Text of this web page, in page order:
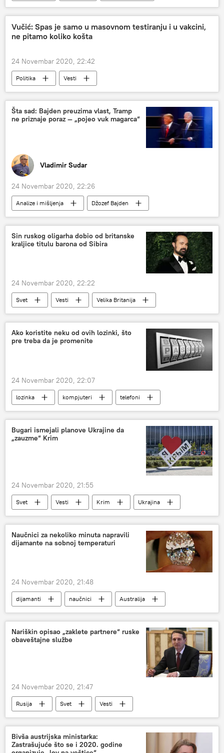
Hag
OVK suđenje
Vučić: Spas je samo u masovnom testiranju i u vakcini,
ne pitamo koliko košta
24 Novembar 2020, 22:42
Politika Vesti
Šta sad: Bajden preuzima vlast, Tramp
ne priznaje poraz — „pojeo vuk magarca“
Vladimir Sudar
24 Novembar 2020, 22:26
Analize i mišljenja
Džozef Bajden
Donald Tramp
predsednički izbori u SAD
Sin ruskog oligarha dobio od britanske
kraljice titulu barona od Sibira
24 Novembar 2020, 22:22
Svet Vesti
Velika Britanija
Dom lordova
Boris Džonson
Ako koristite neku od ovih lozinki, što
pre treba da je promenite
24 Novembar 2020, 22:07
lozinka kompjuteri
telefoni
hakovanje
zaštita Društvo
Bugari ismejali planove Ukrajine da
„zauzme“ Krim
24 Novembar 2020, 21:55
Svet Vesti Krim
Ukrajina
Bugari
Rusija
Naučnici za nekoliko minuta napravili
dijamante na sobnoj temperaturi
24 Novembar 2020, 21:48
dijamanti naučnici
Australija
Društvo
Nariškin opisao „zaklete partnere“ ruske
obaveštajne službe
24 Novembar 2020, 21:47
Rusija Svet
Vesti
Sergej Nariškin
Spoljnoobaveštajna služba
Bivša austrijska ministarka:
Zastrašujuće što se i 2020. godine